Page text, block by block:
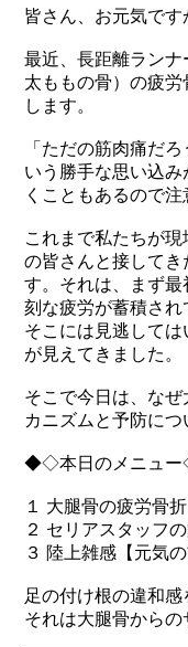
皆さん、お元気です
最近、長距離ランナ
太ももの骨）の疲
します。
「ただの筋肉痛だ
いう勝手な思い込
くこともあるので注
これまで私たちが
の皆さんと接してき
す。それは、まず
刻な疲労が蓄積され
そこには見逃して
が見えてきました。
そこで今日は、な
カニズムと予防につ
◆◇本日のメニュ
１ 大腿骨の疲労骨
２ セリアスタッフ
３ 陸上雑感【元気
足の付け根の違和
それは大腿骨からの